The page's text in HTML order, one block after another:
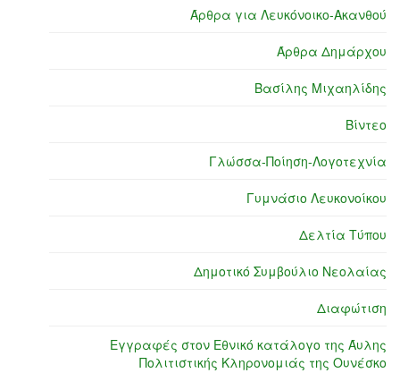
Άρθρα για Λευκόνοικο-Ακανθού
Άρθρα Δημάρχου
Βασίλης Μιχαηλίδης
Βίντεο
Γλώσσα-Ποίηση-Λογοτεχνία
Γυμνάσιο Λευκονοίκου
Δελτία Τύπου
Δημοτικό Συμβούλιο Νεολαίας
Διαφώτιση
Εγγραφές στον Εθνικό κατάλογο της Άυλης
Πολιτιστικής Κληρονομιάς της Ουνέσκο